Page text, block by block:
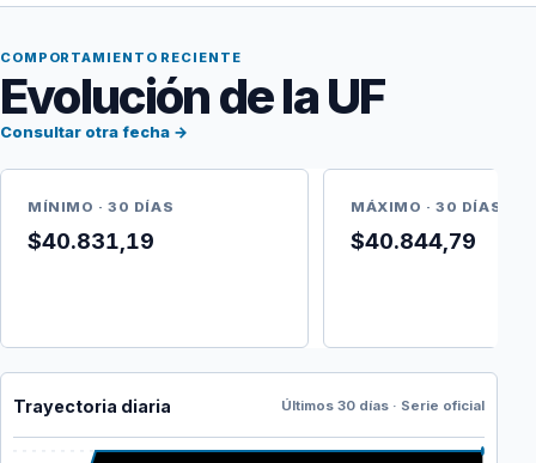
COMPORTAMIENTO RECIENTE
Evolución de la UF
Consultar otra fecha →
MÍNIMO · 30 DÍAS
$40.831,19
MÁXIMO · 30 DÍAS
$40.844,79
Trayectoria diaria Últimos 30 días · Serie oficial